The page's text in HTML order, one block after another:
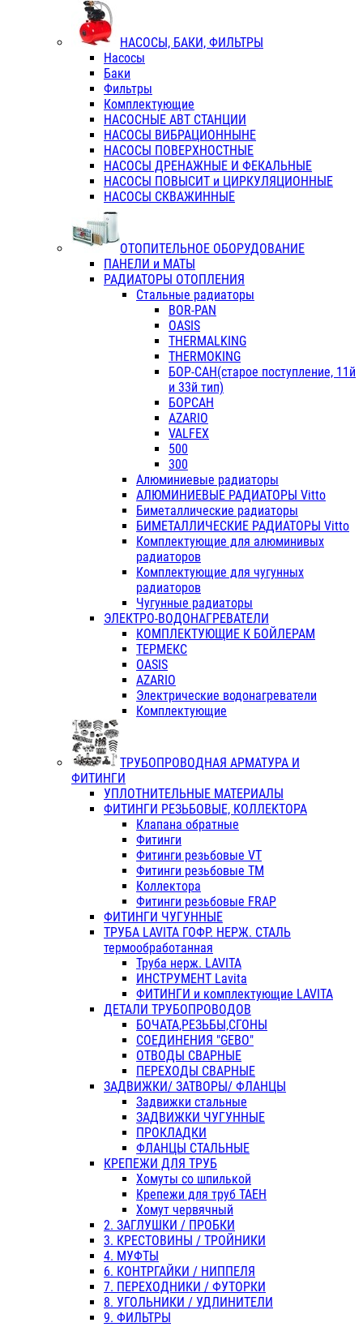
НАСОСЫ, БАКИ, ФИЛЬТРЫ
Насосы
Баки
Фильтры
Комплектующие
НАСОСНЫЕ АВТ СТАНЦИИ
НАСОСЫ ВИБРАЦИОННЫНЕ
НАСОСЫ ПОВЕРХНОСТНЫЕ
НАСОСЫ ДРЕНАЖНЫЕ И ФЕКАЛЬНЫЕ
НАСОСЫ ПОВЫСИТ и ЦИРКУЛЯЦИОННЫЕ
НАСОСЫ СКВАЖИННЫЕ
ОТОПИТЕЛЬНОЕ ОБОРУДОВАНИЕ
ПАНЕЛИ и МАТЫ
РАДИАТОРЫ ОТОПЛЕНИЯ
Стальные радиаторы
BOR-PAN
OASIS
THERMALKING
THERMOKING
БОР-САН(старое поступление, 11й
и 33й тип)
БОРСАН
AZARIO
VALFEX
500
300
Алюминиевые радиаторы
АЛЮМИНИЕВЫЕ РАДИАТОРЫ Vitto
Биметаллические радиаторы
БИМЕТАЛЛИЧЕСКИЕ РАДИАТОРЫ Vitto
Комплектующие для алюминивых
радиаторов
Комплектующие для чугунных
радиаторов
Чугунные радиаторы
ЭЛЕКТРО-ВОДОНАГРЕВАТЕЛИ
КОМПЛЕКТУЮЩИЕ К БОЙЛЕРАМ
ТЕРМЕКС
OASIS
AZARIO
Электрические водонагреватели
Комплектующие
ТРУБОПРОВОДНАЯ АРМАТУРА И
ФИТИНГИ
УПЛОТНИТЕЛЬНЫЕ МАТЕРИАЛЫ
ФИТИНГИ РЕЗЬБОВЫЕ, КОЛЛЕКТОРА
Клапана обратные
Фитинги
Фитинги резьбовые VT
Фитинги резьбовые ТМ
Коллектора
Фитинги резьбовые FRAP
ФИТИНГИ ЧУГУННЫЕ
ТРУБА LAVITA ГОФР. НЕРЖ. СТАЛЬ
термообработанная
Труба нерж. LAVITA
ИНСТРУМЕНТ Lavita
ФИТИНГИ и комплектующие LAVITA
ДЕТАЛИ ТРУБОПРОВОДОВ
БОЧАТА,РЕЗЬБЫ,СГОНЫ
СОЕДИНЕНИЯ "GEBO"
ОТВОДЫ СВАРНЫЕ
ПЕРЕХОДЫ СВАРНЫЕ
ЗАДВИЖКИ/ ЗАТВОРЫ/ ФЛАНЦЫ
Задвижки стальные
ЗАДВИЖКИ ЧУГУННЫЕ
ПРОКЛАДКИ
ФЛАНЦЫ СТАЛЬНЫЕ
КРЕПЕЖИ ДЛЯ ТРУБ
Хомуты со шпилькой
Крепежи для труб ТАЕН
Хомут червячный
2. ЗАГЛУШКИ / ПРОБКИ
3. КРЕСТОВИНЫ / ТРОЙНИКИ
4. МУФТЫ
6. КОНТРГАЙКИ / НИППЕЛЯ
7. ПЕРЕХОДНИКИ / ФУТОРКИ
8. УГОЛЬНИКИ / УДЛИНИТЕЛИ
9. ФИЛЬТРЫ